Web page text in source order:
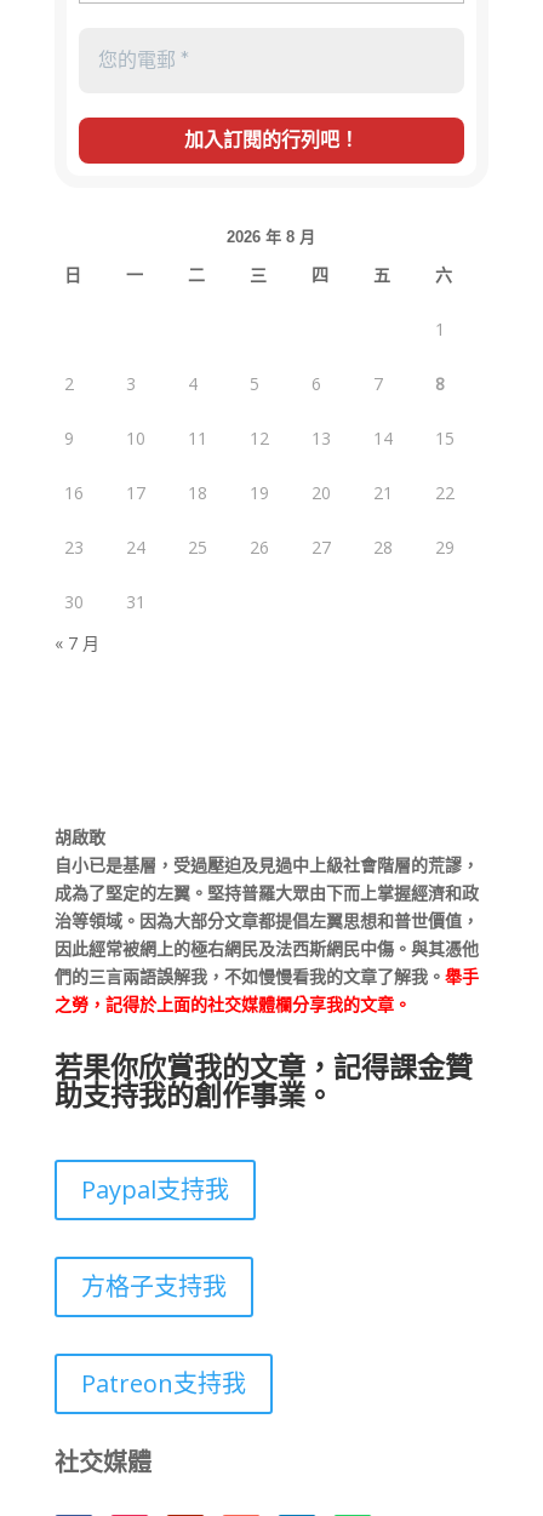
2026 年 8 月
日 一 二 三 四 五 六
1
2 3 4 5 6 7 8
9 10 11 12 13 14 15
16 17 18 19 20 21 22
23 24 25 26 27 28 29
30
31
« 7 月
胡啟敢
自小已是基層，受過壓迫及見過中上級社會階層的荒謬，
成為了堅定的左翼。堅持普羅大眾由下而上掌握經濟和政
治等領域。因為大部分文章都提倡左翼思想和普世價值，
因此經常被網上的極右網民及法西斯網民中傷。與其憑他
們的三言兩語誤解我，不如慢慢看我的文章了解我。 舉手
之勞，記得於上面的社交媒體欄分享我的文章。
若果你欣賞我的文章，記得課金贊
助支持我的創作事業。
Paypal支持我
方格子支持我
Patreon支持我
社交媒體